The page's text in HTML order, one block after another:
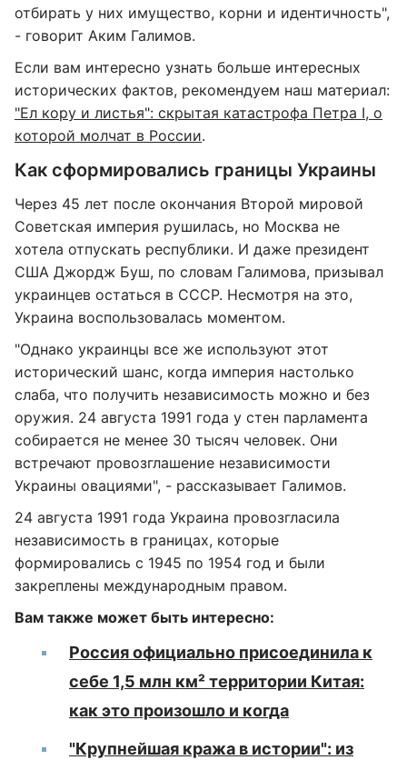
отбирать у них имущество, корни и идентичность",
- говорит Аким Галимов.
Если вам интересно узнать больше интересных
исторических фактов, рекомендуем наш материал:
"Ел кору и листья": скрытая катастрофа Петра I, о
которой молчат в России.
Как сформировались границы Украины
Через 45 лет после окончания Второй мировой
Советская империя рушилась, но Москва не
хотела отпускать республики. И даже президент
США Джордж Буш, по словам Галимова, призывал
украинцев остаться в СССР. Несмотря на это,
Украина воспользовалась моментом.
"Однако украинцы все же используют этот
исторический шанс, когда империя настолько
слаба, что получить независимость можно и без
оружия. 24 августа 1991 года у стен парламента
собирается не менее 30 тысяч человек. Они
встречают провозглашение независимости
Украины овациями", - рассказывает Галимов.
24 августа 1991 года Украина провозгласила
независимость в границах, которые
формировались с 1945 по 1954 год и были
закреплены международным правом.
Вам также может быть интересно:
Россия официально присоединила к
себе 1,5 млн км² территории Китая:
как это произошло и когда
"Крупнейшая кража в истории": из